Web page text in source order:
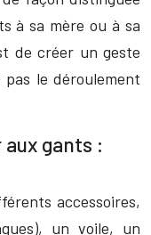
à sa mère ou à sa
de créer un geste
le déroulement
gants :
accessoires,
un voile, un